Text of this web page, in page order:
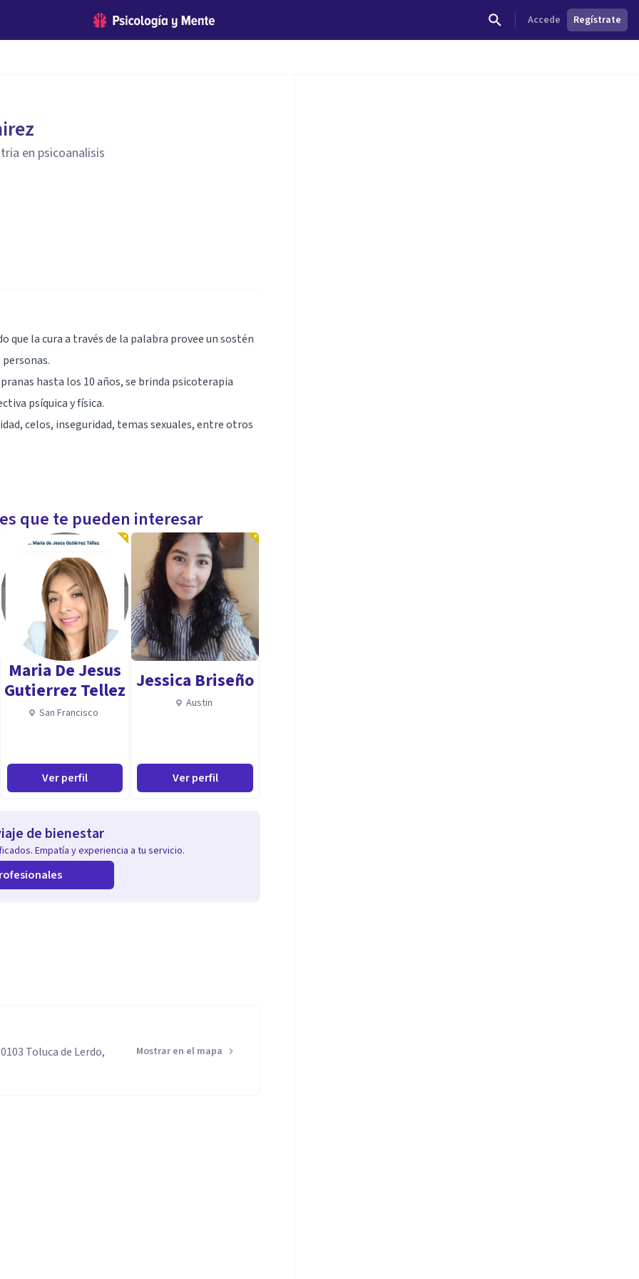
Accede Regístrate
en psicoanalisis
la cura a través de la palabra provee un sostén
hasta los 10 años, se brinda psicoterapia
psíquica y física.
celos, inseguridad, temas sexuales, entre otros
pensamiento crítico y resolución de problemas.
sólida con el paciente.
este es el momento
que te pueden interesar
Maria De Jesus
Gutierrez Tellez
San Francisco
Ver perfil
Jessica Briseño
Austin
Ver perfil
de bienestar
Empatía y experiencia a tu servicio.
Toluca de Lerdo,
Mostrar en el mapa